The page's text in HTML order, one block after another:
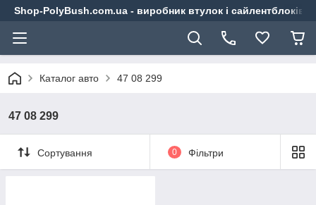
Shop-PolyBush.com.ua - виробник втулок і сайлентблоків
Каталог авто 47 08 299
47 08 299
Сортування 0 Фільтри